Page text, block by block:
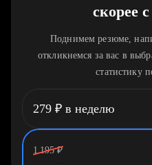
скорее c
Поднимем резюме,
откликнемся за вас в
статистику
279 ₽ в неделю
1 195 ₽